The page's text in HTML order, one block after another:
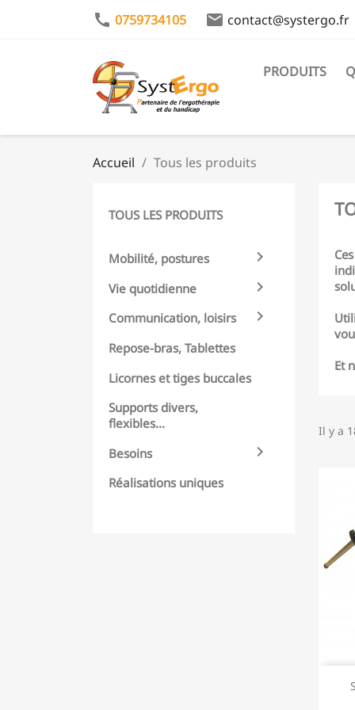
call 0759734105 email contact@systergo.fr
PRODUITS
Accueil Tous les produits
TOUS LES PRODUITS
Mobilité, postures 
Vie quotidienne 
Communication, loisirs 
Repose-bras, Tablettes
Licornes et tiges buccales
Supports divers,
flexibles...
Besoins

Réalisations uniques
Et
Il y a